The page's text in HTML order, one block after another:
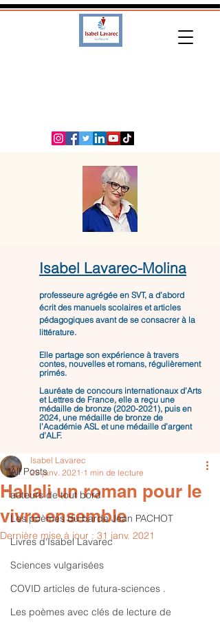
Isabel Lavarec-Molina
professeure agrégée en SVT, a d’abord
écrit des manuels scolaires et articles
pédagogiques avant de se consacrer à la
littérature.
Elle partage son expérience à travers
contes, nouvelles et romans, régulièrement
primés.
Lauréate de concours internationaux d’Arts
et Lettres de France, elle a reçu une
médaille de bronze (2020-2021), puis en
2024, une médaille de bronze de
l’Académie ASL et une médaille d’argent
d’ALF.
All Posts
auteurs de tout bord
Les poèmes du barde Jean PACHOT
Livres d'Isabel Lavarec
Sciences vulgarisées
COVID articles de futura-sciences .
Les poèmes avec clés de lecture de
All Posts
Hallali un roman pour le
vivre ensemble
Isabel Lavarec
29 janv. 2021 1 min de lecture
Dernière mise à jour : 31 janv. 2021